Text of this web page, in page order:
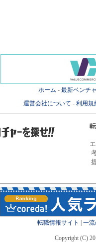
ホーム - 最新ベンチ
運営会社について - 利用規
転職情報サイト 一
Copyright (C)